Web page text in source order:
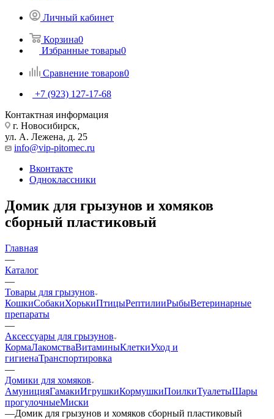
Личный кабинет
Корзина0
Избранные товары0
Сравнение товаров0
+7 (923) 127-17-68
Контактная информация
г. Новосибирск,
ул. А. Лежена, д. 25
info@vip-pitomec.ru
Вконтакте
Одноклассники
Домик для грызунов и хомяков
сборный пластиковый
Главная
—
Каталог
—
Товары для грызунов
КошкиСобакиХорькиПтицыРептилииРыбыВетеринарные
препараты
—
Аксессуары для грызунов
КормаЛакомстваВитаминыКлеткиУход и
гигиенаТранспортировка
—
Домики для хомяков
АмуницияГамакиИгрушкиКормушкиПоилкиТуалетыШары
прогулочныеМиски
—Домик для грызунов и хомяков сборный пластиковый